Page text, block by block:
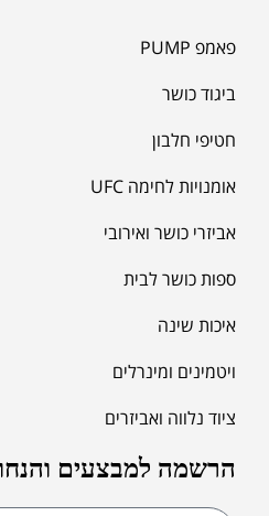
פאמפ PUMP
ביגוד כושר
חטיפי חלבון
אומנויות לחימה UFC
אביזרי כושר ואירובי
ספות כושר לבית
איכות שינה
ויטמינים ומינרלים
ציוד נלווה ואביזרים
הרשמה למבצעים והנחות